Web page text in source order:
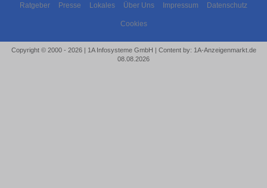
Ratgeber Presse Lokales Über Uns Impressum Datenschutz
Cookies
Copyright © 2000 - 2026 | 1A Infosysteme GmbH | Content by: 1A-Anzeigenmarkt.de
08.08.2026